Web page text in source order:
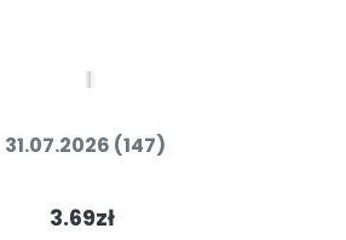
31.07.2026 (147)
3.69zł